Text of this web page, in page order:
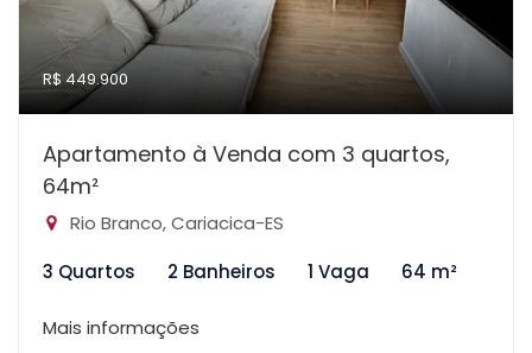
R$ 449.900
Apartamento à Venda com 3 quartos,
64m²
Rio Branco, Cariacica-ES
3 Quartos
2 Banheiros 1 Vaga 64 m²
Mais informações